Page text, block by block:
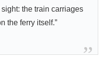
the train carriages
the ferry itself.”